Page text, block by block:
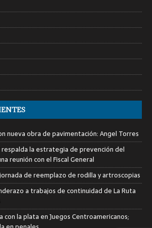
nueva obra de pavimentación: Angel Torres
la estrategia de prevención del
reunión con el Fiscal General
jornada de reemplazo de rodilla y artroscopias
a trabajos de continuidad de La Ruta
con la plata en Juegos Centroamericanos;